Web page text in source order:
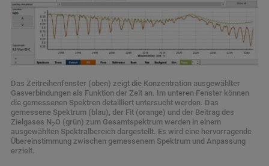
Das Zeitreihenfenster (oben) zeigt die Konzentration ausgewählter
Gasverbindungen als Funktion der Zeit an. Im unteren Fenster können
die gemessenen Spektren detailliert untersucht werden. Das
gemessene Spektrum (blau), der Fit (orange) und der Beitrag des
Zielgases N2O (grün) zum Gesamtspektrum werden in einem
ausgewählten Spektralbereich dargestellt. Es wird eine hervorragende
Übereinstimmung zwischen gemessenem Spektrum und Anpassung
erzielt.